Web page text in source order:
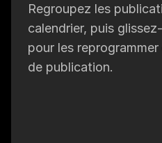
Regroupez les
calendrier, puis
pour les
de publication.